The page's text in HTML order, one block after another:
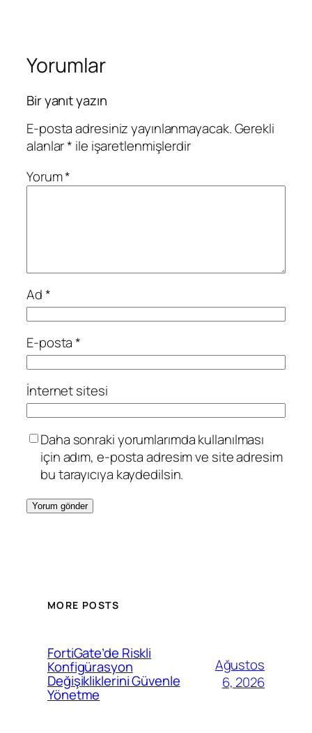
Yorumlar
Bir yanıt yazın
E-posta adresiniz yayınlanmayacak.Gerekli
alanlar* ile işaretlenmişlerdir
Yorum*
Ad*
E-posta*
İnternet sitesi
Daha sonraki yorumlarımda kullanılması
için adım, e-posta adresim ve site adresim
bu tarayıcıya kaydedilsin.
MORE POSTS
FortiGate’de Riskli
Konfigürasyon
Değişikliklerini Güvenle
Yönetme
Ağustos
6, 2026